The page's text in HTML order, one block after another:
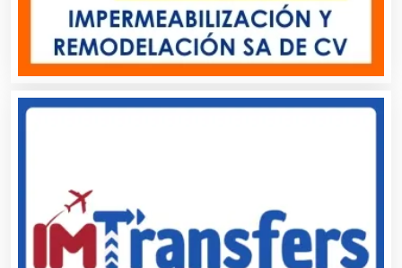
Carnicerías
Carpinterías
Centros de Espectáculos